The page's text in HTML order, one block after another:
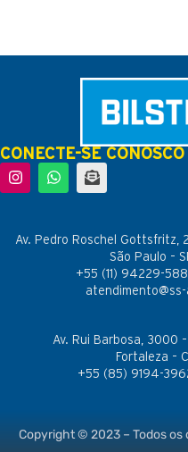
CONECTE-SE CONOSCO
Av. Pedro Roschel Gottsfritz,
São Paulo –
+55 (11) 94229-
Av. Rui Barbosa, 3000
Fortaleza –
+55 (85) 9194-
Copyright © 2023 – Todos os